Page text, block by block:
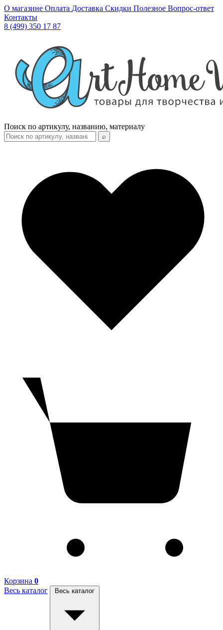
О магазине Оплата Доставка Скидки Полезное Вопрос-ответ
Контакты
8 (499) 350 17 87
Поиск по артикулу, названию, материалу
⌕
Корзина 0
Весь каталог
Весь каталог